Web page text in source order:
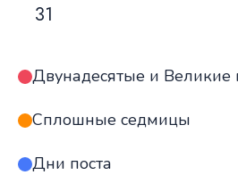
31
Двунадесятые и Великие
Сплошные седмицы
Дни поста